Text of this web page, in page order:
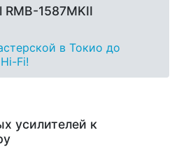
1587MKII
в Токио до
Fi!
усилителей к